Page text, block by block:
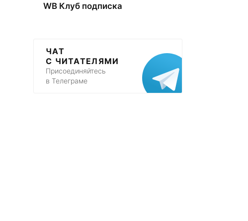
WB Клуб подписка
ЧАТ
С ЧИТАТЕЛЯМИ
Присоединяйтесь
в Телеграме